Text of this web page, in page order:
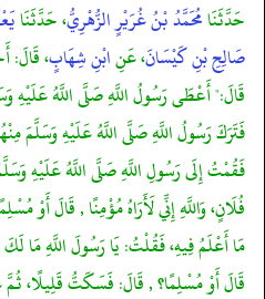
حَدَّثَنَامُحَمَّدُ بْنُ غُرَيْرٍ الزُّهْرِيُّ، حَدَّثَنَا
صَالِحِ بْنِ كَيْسَانَ، عَنِابْنِ شِهَابٍ، قَالَ:
قَالَ:" أَعْطَى رَسُولُ اللَّهِ صَلَّى اللَّهُ عَلَيْهِ
فَتَرَكَ رَسُولُ اللَّهِ صَلَّى اللَّهُ عَلَيْهِ وَسَلَّمَ
فَقُمْتُ إِلَى رَسُولِ اللَّهِ صَلَّى اللَّهُ عَلَيْهِ
فُلَانٍ، وَاللَّهِ إِنِّي لَأَرَاهُ مُؤْمِنًا , قَالَ أَوْ
مَا أَعْلَمُ فِيهِ، فَقُلْتُ: يَا رَسُولَ اللَّهِ مَا لَكَ
قَالَ أَوْ مُسْلِمًا؟ , قَالَ: فَسَكَتُّ قَلِيلًا، ثُمَّ